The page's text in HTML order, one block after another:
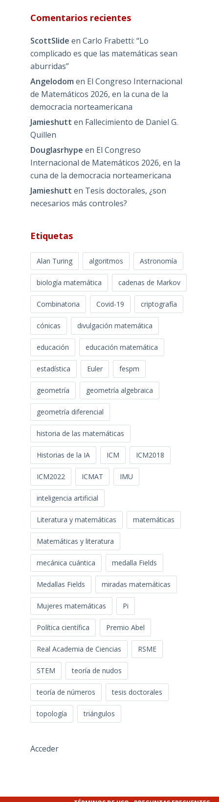
Comentarios recientes
ScottSlide en Carlo Frabetti: “Lo
complicado es que las matemáticas sean
aburridas”
Angelodom en El Congreso Internacional
de Matemáticos 2026, en la cuna de la
democracia norteamericana
Jamieshutt en Fallecimiento de Daniel G.
Quillen
Douglasrhype en El Congreso
Internacional de Matemáticos 2026, en la
cuna de la democracia norteamericana
Jamieshutt en Tesis doctorales, ¿son
necesarios más controles?
Etiquetas
Alan Turing algoritmos Astronomía
biología matemática cadenas de Markov
Combinatoria Covid-19 criptografía
cónicas divulgación matemática
educación educación matemática
estadística Euler fespm
geometría geometría algebraica
geometría diferencial
historia de las matemáticas
Historias de la IA ICM ICM2018
ICM2022 ICMAT IMU
inteligencia artificial
Literatura y matemáticas matemáticas
Matemáticas y literatura
mecánica cuántica medalla Fields
Medallas Fields miradas matemáticas
Mujeres matemáticas Pi
Política científica Premio Abel
Real Academia de Ciencias RSME
STEM teoría de nudos
teoría de números tesis doctorales
topología triángulos
Acceder